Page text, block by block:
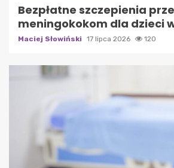
Bezpłatne szczepienia
meningokokom dla dzieci
Maciej Słowiński 17 lipca 2026 120